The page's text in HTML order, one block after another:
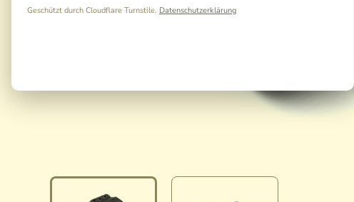
Geschützt durch Cloudflare Turnstile. Datenschutzerklärung